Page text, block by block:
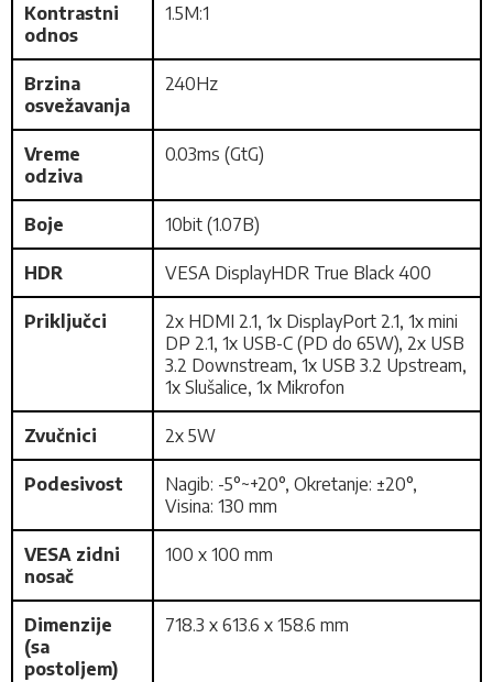
Kontrastni
odnos
1.5M:1
Brzina
osvežavanja
240Hz
Vreme
odziva
0.03ms (GtG)
Boje 10bit (1.07B)
HDR VESA DisplayHDR True Black 400
Priključci
2x HDMI 2.1, 1x DisplayPort 2.1, 1x mini
DP 2.1, 1x USB-C (PD do 65W), 2x USB
3.2 Downstream, 1x USB 3.2 Upstream,
1x Slušalice, 1x Mikrofon
Zvučnici 2x 5W
Podesivost
Nagib: -5°~+20°, Okretanje: ±20°,
Visina: 130 mm
VESA zidni
nosač
100 x 100 mm
Dimenzije
(sa
postoljem)
718.3 x 613.6 x 158.6 mm